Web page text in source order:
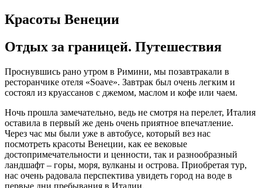
Красоты Венеции
Отдых за границей. Путешествия
Проснувшись рано утром в Римини, мы позавтракали в
ресторанчике отеля «Soave». Завтрак был очень легким и
состоял из круассанов с джемом, маслом и кофе или чаем.
Ночь прошла замечательно, ведь не смотря на перелет, Италия
оставила в первый же день очень приятное впечатление.
Через час мы были уже в автобусе, который вез нас
посмотреть красоты Венеции, как ее вековые
достопримечательности и ценности, так и разнообразный
ландшафт – горы, моря, вулканы и острова. Приобретая тур,
нас очень радовала перспектива увидеть город на воде в
первые дни пребывания в Италии.